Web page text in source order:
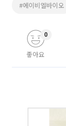
#에이비엘바이오
좋아요
0